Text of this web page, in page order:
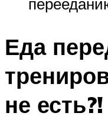
Еда
не есть?!